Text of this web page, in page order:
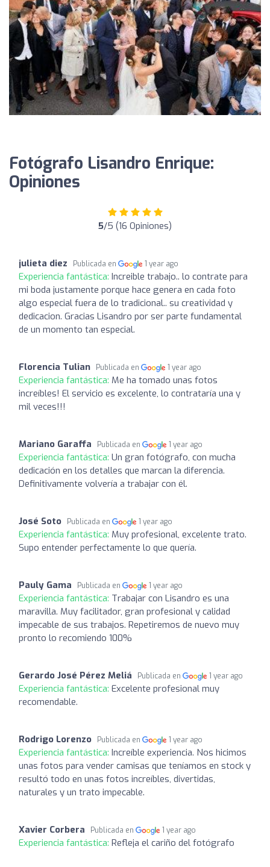
Fotógrafo Lisandro Enrique:
Opiniones
5/5 (16 Opiniones)
julieta diez Publicada en 1 year ago
Experiencia fantástica: Increible trabajo.. lo contrate para
mi boda justamente porque hace genera en cada foto
algo especial fuera de lo tradicional.. su creatividad y
dedicacion. Gracias Lisandro por ser parte fundamental
de un momento tan especial.
Florencia Tulian Publicada en 1 year ago
Experiencia fantástica: Me ha tomado unas fotos
increíbles! El servicio es excelente, lo contrataría una y
mil veces!!!
Mariano Garaffa Publicada en 1 year ago
Experiencia fantástica: Un gran fotógrafo, con mucha
dedicación en los detalles que marcan la diferencia.
Definitivamente volvería a trabajar con él.
José Soto Publicada en 1 year ago
Experiencia fantástica: Muy profesional, excelente trato.
Supo entender perfectamente lo que quería.
Pauly Gama Publicada en 1 year ago
Experiencia fantástica: Trabajar con Lisandro es una
maravilla. Muy facilitador, gran profesional y calidad
impecable de sus trabajos. Repetiremos de nuevo muy
pronto lo recomiendo 100%
Gerardo José Pérez Meliá Publicada en 1 year ago
Experiencia fantástica: Excelente profesional muy
recomendable.
Rodrigo Lorenzo Publicada en 1 year ago
Experiencia fantástica: Increíble experiencia. Nos hicimos
unas fotos para vender camisas que teníamos en stock y
resultó todo en unas fotos increíbles, divertidas,
naturales y un trato impecable.
Xavier Corbera Publicada en 1 year ago
Experiencia fantástica: Refleja el cariño del fotógrafo